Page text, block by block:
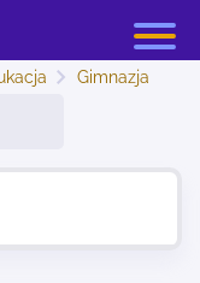
Gimnazja